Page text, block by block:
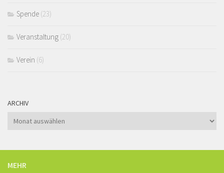
Spende (23)
Veranstaltung (20)
Verein (6)
ARCHIV
Archiv
MEHR